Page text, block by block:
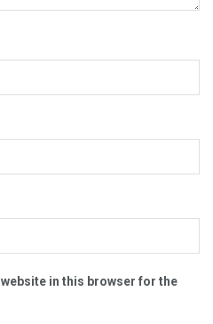
in this browser for the